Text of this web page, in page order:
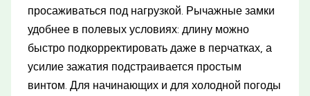
просаживаться под нагрузкой. Рычажные замки
удобнее в полевых условиях: длину можно
быстро подкорректировать даже в перчатках, а
усилие зажатия подстраивается простым
винтом. Для начинающих и для холодной погоды